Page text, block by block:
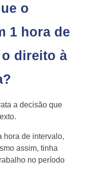
o
1 hora de
direito à
a decisão que
hora de intervalo,
assim, tinha
no período